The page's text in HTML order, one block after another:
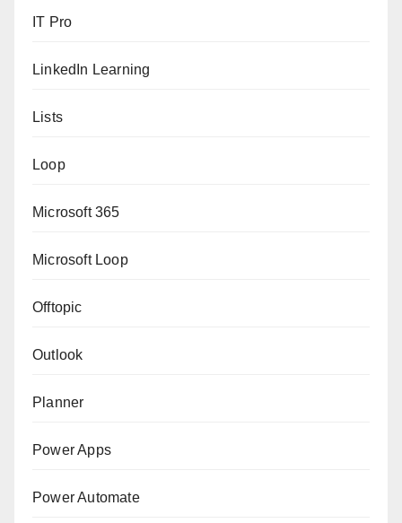
IT Pro
LinkedIn Learning
Lists
Loop
Microsoft 365
Microsoft Loop
Offtopic
Outlook
Planner
Power Apps
Power Automate